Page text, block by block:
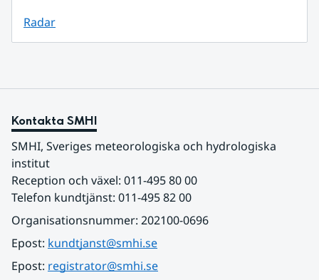
Radar
Kontakta SMHI
SMHI, Sveriges meteorologiska och hydrologiska
institut
Reception och växel: 011-495 80 00
Telefon kundtjänst: 011-495 82 00
Organisationsnummer: 202100-0696
Epost: kundtjanst@smhi.se
Epost: registrator@smhi.se